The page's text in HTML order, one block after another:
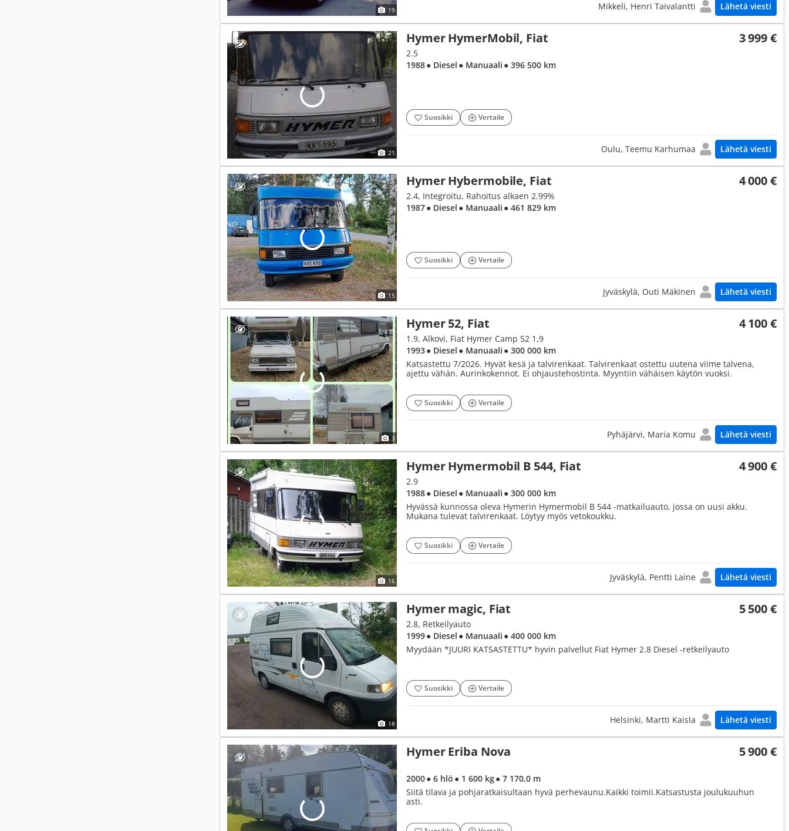
19 Mikkeli, Henri Taivalantti Lähetä viesti
21
Hymer HymerMobil, Fiat 3 999 €
2.5
1988● Diesel ● Manuaali ● 396 500 km
Suosikki Vertaile
Oulu, Teemu Karhumaa Lähetä viesti
15
Hymer Hybermobile, Fiat 4 000 €
2.4, Integroitu, Rahoitus alkaen 2.99%
1987● Diesel ● Manuaali ● 461 829 km
Suosikki Vertaile
Jyväskylä, Outi Mäkinen Lähetä viesti
3
Hymer 52, Fiat 4 100 €
1.9, Alkovi, Fiat Hymer Camp 52 1,9
1993● Diesel ● Manuaali ● 300 000 km
Katsastettu 7/2026. Hyvät kesä ja talvirenkaat. Talvirenkaat ostettu uutena viime talvena,
ajettu vähän. Aurinkokennot. Ei ohjaustehostinta. Myyntiin vähäisen käytön vuoksi.
Suosikki Vertaile
Pyhäjärvi, Maria Komu Lähetä viesti
16
Hymer Hymermobil B 544, Fiat 4 900 €
2.9
1988● Diesel ● Manuaali ● 300 000 km
Hyvässä kunnossa oleva Hymerin Hymermobil B 544 -matkailuauto, jossa on uusi akku.
Mukana tulevat talvirenkaat. Löytyy myös vetokoukku.
Suosikki Vertaile
Jyväskylä, Pentti Laine Lähetä viesti
18
Hymer magic, Fiat 5 500 €
2.8, Retkeilyauto
1999● Diesel ● Manuaali ● 400 000 km
Myydään *JUURI KATSASTETTU* hyvin palvellut Fiat Hymer 2.8 Diesel -retkeilyauto
Suosikki Vertaile
Helsinki, Martti Kaisla Lähetä viesti
Hymer Eriba Nova 5 900 €
2000● 6 hlö ● 1 600 kg● 7 170,0 m
Siitä tilava ja pohjaratkaisultaan hyvä perhevaunu.Kaikki toimii.Katsastusta joulukuuhun
asti.